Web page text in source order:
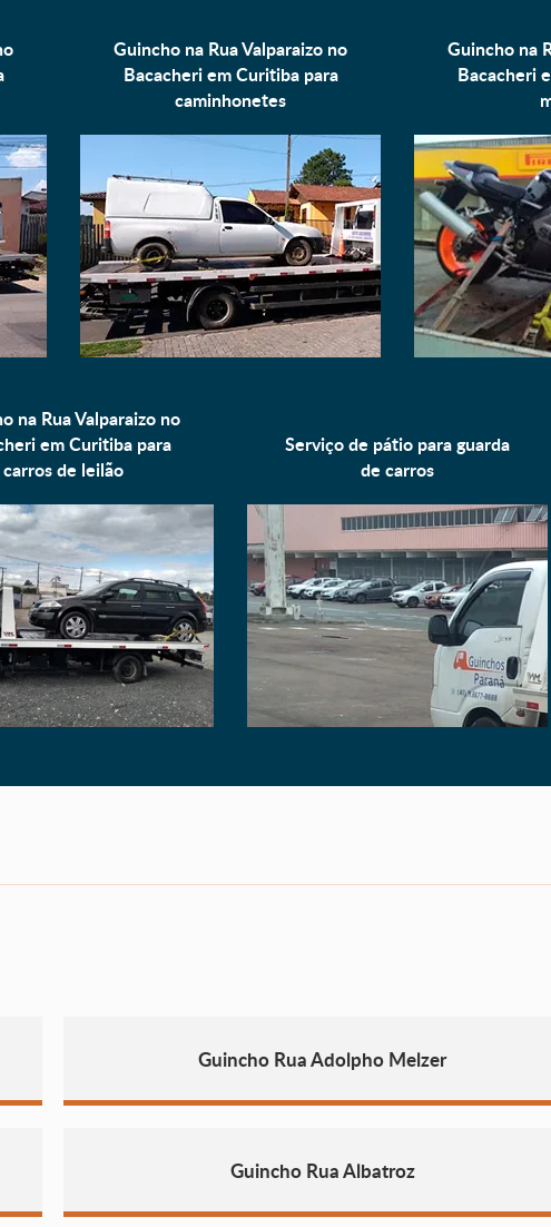
Guincho na Rua Valparaizo no
Bacacheri em Curitiba para
caminhonetes
Guincho na
Bacacheri
na Rua Valparaizo no
em Curitiba para
carros de leilão
Serviço de pátio paraguarda
de carros
Guincho Rua Adolpho Melzer
Guincho Rua Albatroz